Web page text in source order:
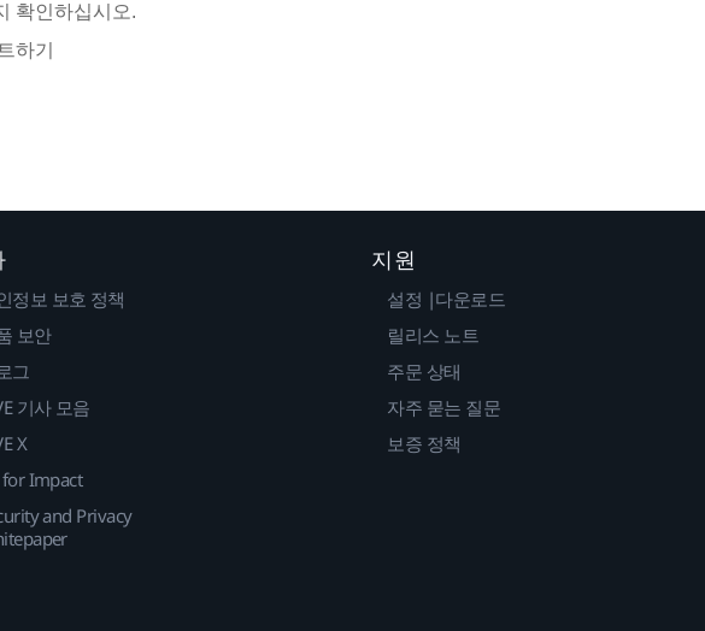
확인하십시오.
하기
정보 보호 정책
보안
그
기사 모음
X
for Impact
and Privacy
지원
설정 |다운로드
릴리스 노트
주문 상태
자주 묻는 질문
보증 정책